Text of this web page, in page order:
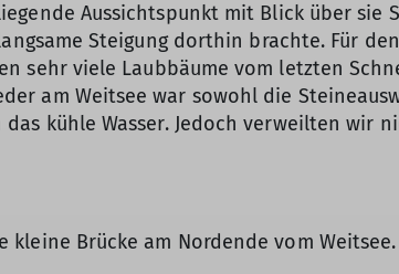
Aussichtspunkt mit Blick über sie
Steigung dorthin brachte. Für
sehr viele Laubbäume vom letzten
am Weitsee war sowohl die
kühle Wasser. Jedoch verweilten wir
kleine Brücke am Nordende vom Weitsee.